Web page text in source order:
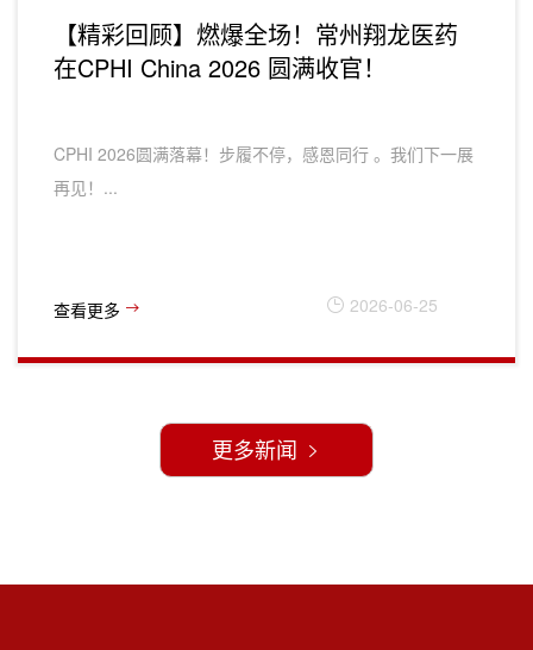
【精彩回顾】燃爆全场！常州翔龙医药
在CPHI China 2026 圆满收官！
CPHI 2026圆满落幕！步履不停，感恩同行 。我们下一展
再见！...
查看更多 2026-06-25
更多新闻